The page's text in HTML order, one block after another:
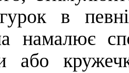
в
намалює
або